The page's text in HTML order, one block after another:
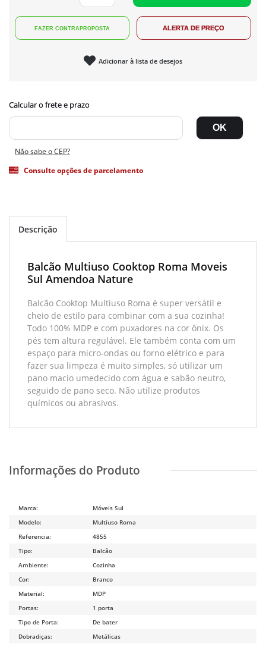
Adicionar à lista de desejos
Não sabe o CEP?
Consulte opções de parcelamento
Descrição
Balcão Multiuso Cooktop Roma Moveis
Sul Amendoa Nature
Balcão Cooktop Multiuso Roma é super versátil e
cheio de estilo para combinar com a sua cozinha!
Todo 100% MDP e com puxadores na cor ônix. Os
pés tem altura regulável. Ele também conta com um
espaço para micro-ondas ou forno elétrico e para
fazer sua limpeza é muito simples, só utilizar um
pano macio umedecido com água e sabão neutro,
seguido de pano seco. Não utilize produtos
químicos ou abrasivos.
Marca:
Móveis Sul
Modelo:
Multiuso Roma
Referencia:
4855
Tipo:
Balcão
Ambiente:
Cozinha
Cor:
Branco
Material:
MDP
Portas:
1 porta
Tipo de Porta:
De bater
Dobradiças:
Metálicas